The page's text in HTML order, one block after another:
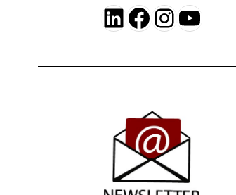
LinkedIn
Facebook